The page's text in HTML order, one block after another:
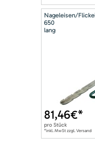
Nageleisen/
650
lang
81,46€*
pro Stück
*inkl. MwSt zzgl. Versand